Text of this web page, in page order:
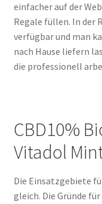
einfacher auf der
Regale füllen. In der
verfügbar und man
nach Hause liefern
die professionell
CBD10%
Vitadol
Die Einsatzgebiete
gleich. Die Gründe